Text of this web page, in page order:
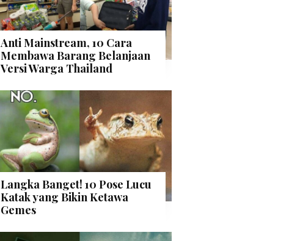
Anti Mainstream, 10 Cara
Membawa Barang Belanjaan
Versi Warga Thailand
Langka Banget! 10 Pose Lucu
Katak yang Bikin Ketawa
Gemes